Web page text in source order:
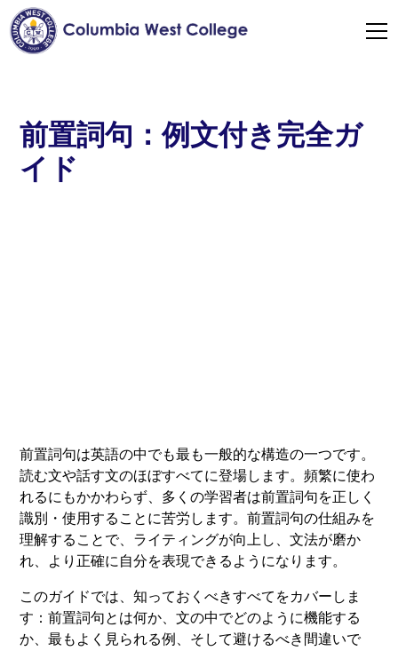
前置詞句：例文付き完全ガ
イド
前置詞句は英語の中でも最も一般的な構造の一つです。
読む文や話す文のほぼすべてに登場します。頻繁に使わ
れるにもかかわらず、多くの学習者は前置詞句を正しく
識別・使用することに苦労します。前置詞句の仕組みを
理解することで、ライティングが向上し、文法が磨か
れ、より正確に自分を表現できるようになります。
このガイドでは、知っておくべきすべてをカバーしま
す：前置詞句とは何か、文の中でどのように機能する
か、最もよく見られる例、そして避けるべき間違いで